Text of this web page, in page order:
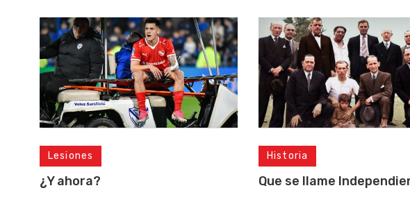
Lesiones
¿Y ahora?
Historia
Que se llame